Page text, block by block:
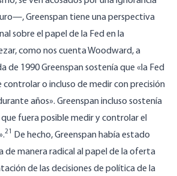
Greenspan tiene una perspectiva
sobre el papel de la Fed en la
como nos cuenta Woodward, a
de 1990 Greenspan sostenía que «la Fed
controlar o incluso de medir con precisión
años». Greenspan incluso sostenía
fuera posible medir y controlar el
21
De hecho, Greenspan había estado
manera radical al papel de la oferta
de las decisiones de política de la